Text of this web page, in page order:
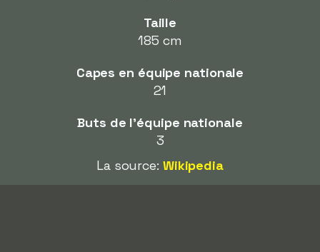
Taille
185 cm
Capes en équipe nationale
21
Buts de l'équipe nationale
3
La source: Wikipedia